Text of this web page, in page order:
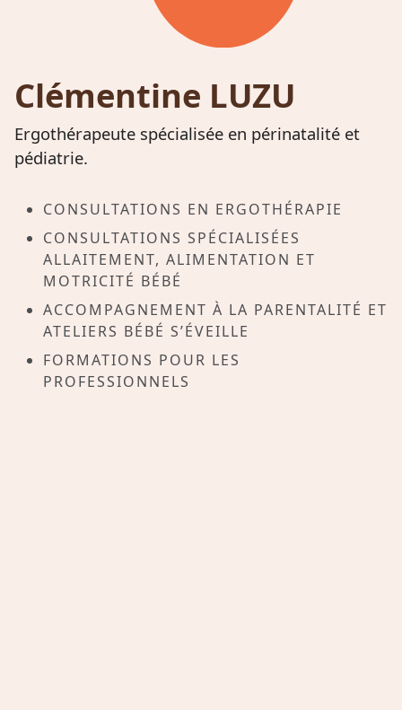
Clémentine LUZU
Ergothérapeute spécialisée en périnatalité et
pédiatrie.
CONSULTATIONS EN ERGOTHÉRAPIE
CONSULTATIONS SPÉCIALISÉES
ALLAITEMENT, ALIMENTATION ET
MOTRICITÉ BÉBÉ
ACCOMPAGNEMENT À LA PARENTALITÉ ET
ATELIERS BÉBÉ S’ÉVEILLE
FORMATIONS POUR LES
PROFESSIONNELS